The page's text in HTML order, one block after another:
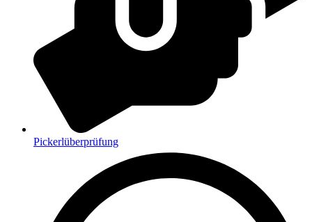
Pickerlüberprüfung